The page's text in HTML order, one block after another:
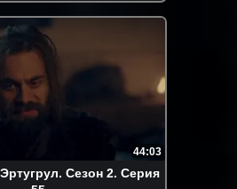
44:03
Сезон 2. Серия